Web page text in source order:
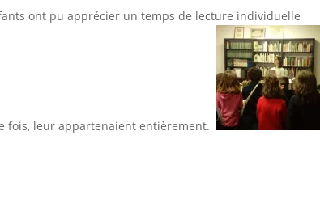
ont pu apprécier un temps de lecture individuelle
fois, leur appartenaient entièrement.